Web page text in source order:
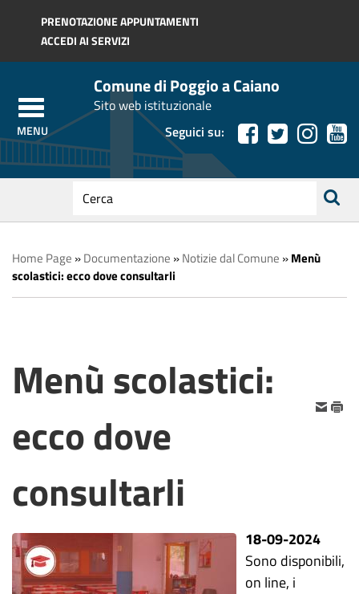
Regione Toscana
PRENOTAZIONE APPUNTAMENTI
ACCEDI AI SERVIZI
Comune di Poggio a Caiano
Sito web istituzionale
Seguici su:
testo
da
cercare
ricerca
Home Page »Documentazione »Notizie dal Comune »Menù
scolastici: ecco dove consultarli
Menù scolastici:
ecco dove
consultarli
18-09-2024
Sono disponibili,
on line, i